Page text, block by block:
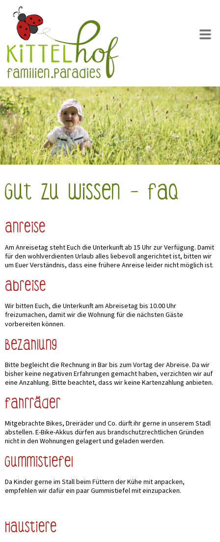
Gut zu wissen - FAQ
Anreise
Am Anreisetag steht Euch die Unterkunft ab 15 Uhr zur Verfügung. Damit
für den wohlverdienten Urlaub alles liebevoll angerichtet ist, bitten wir
um Euer Verständnis, dass eine frühere Anreise leider nicht möglich ist.
Abreise
Wir bitten Euch, die Unterkunft am Abreisetag bis 10.00 Uhr
freizumachen, damit wir die Wohnung für die nächsten Gäste
vorbereiten können.
Bezahlung
Bitte begleicht die Rechnung in Bar bis zum Vortag der Abreise. Da wir
bisher keine negativen Erfahrungen gemacht haben, verzichten wir auf
eine Anzahlung. Bitte beachtet, dass wir keine Kartenzahlung anbieten.
Fahrräder
Mitgebrachte Bikes, Dreiräder und Co. dürft ihr gerne in unserem Stadl
abstellen. E-Bike-Akkus dürfen aus brandschutzrechtlichen Gründen
nicht in den Wohnungen gelagert und geladen werden.
Gummistiefel
Da Kinder gerne im Stall beim Füttern der Kühe mit anpacken,
empfehlen wir dafür ein paar Gummistiefel mit einzupacken.
Haustiere